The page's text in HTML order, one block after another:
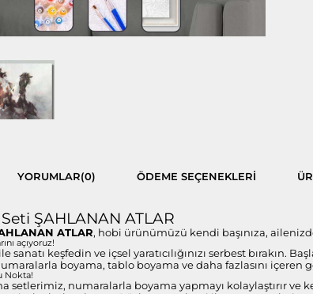
YORUMLAR(0) ÖDEME SEÇENEKLERI
ŞAHLANAN ATLAR
ATLAR, hobi ürünümüzü kendi başınıza,
açıyoruz!
sanatı keşfedin ve içsel yaratıcılığınızı serbest bırakın.
boyama, tablo boyama ve daha fazlasını
Nokta!
setlerimiz, numaralarla boyama yapmayı kolaylaştırır